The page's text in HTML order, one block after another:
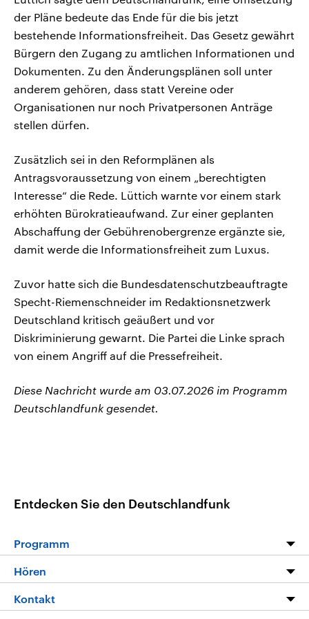
der Pläne bedeute das Ende für die bis jetzt
bestehende Informationsfreiheit. Das Gesetz gewährt
Bürgern den Zugang zu amtlichen Informationen und
Dokumenten. Zu den Änderungsplänen soll unter
anderem gehören, dass statt Vereine oder
Organisationen nur noch Privatpersonen Anträge
stellen dürfen.
Zusätzlich sei in den Reformplänen als
Antragsvoraussetzung von einem „berechtigten
Interesse“ die Rede. Lüttich warnte vor einem stark
erhöhten Bürokratieaufwand. Zur einer geplanten
Abschaffung der Gebührenobergrenze ergänzte sie,
damit werde die Informationsfreiheit zum Luxus.
Zuvor hatte sich die Bundesdatenschutzbeauftragte
Specht-Riemenschneider im Redaktionsnetzwerk
Deutschland kritisch geäußert und vor
Diskriminierung gewarnt. Die Partei die Linke sprach
von einem Angriff auf die Pressefreiheit.
Diese Nachricht wurde am 03.07.2026 im Programm
Deutschlandfunk gesendet.
Entdecken Sie den Deutschlandfunk
Programm
Programm
Die Nachrichten
Hören
Livestream
Kontakt